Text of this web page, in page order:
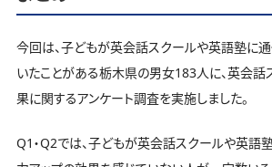
今回は、子どもが英会話スクールや英語塾に通
いたことがある栃木県の男女183人に、英会
果に関するアンケート調査を実施しました。
Q1・Q2では、子どもが英会話スクールや英語